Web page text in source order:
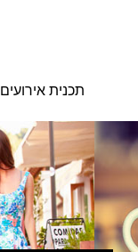
תכנית אירועים